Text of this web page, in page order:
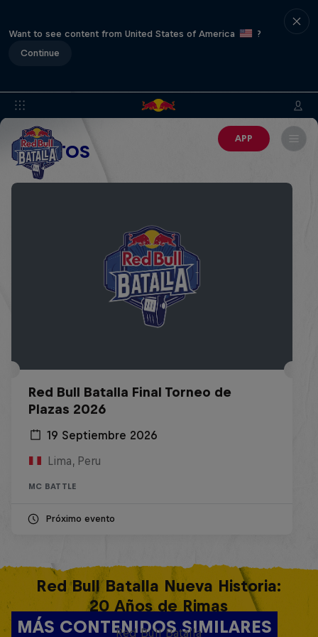
Want to see content from United States of America
?
Continue
APP
EVENTOS
Red Bull Batalla Final Torneo de
Plazas 2026
19 Septiembre 2026
Lima, Peru
MC BATTLE
Próximo evento
MÁS CONTENIDOS SIMILARES
Red Bull Batalla Nueva Historia:
20 Años de Rimas
Red Bull Batalla